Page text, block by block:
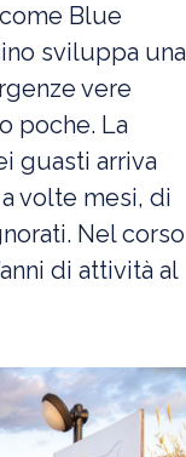
Blue
sviluppa una
vere
poche. La
guasti arriva
volte mesi, di
Nel corso
di attività al